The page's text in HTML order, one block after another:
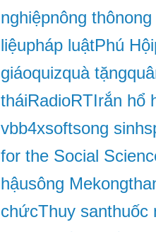
nghiệpnông thôn
liệupháp luậtPhú Hội
giáoquizquà tặng
tháiRadioRTIrắn hổ
vbb4xsoftsong sinh
for the Social
hậusông Mekong
chứcThuy santhuốc